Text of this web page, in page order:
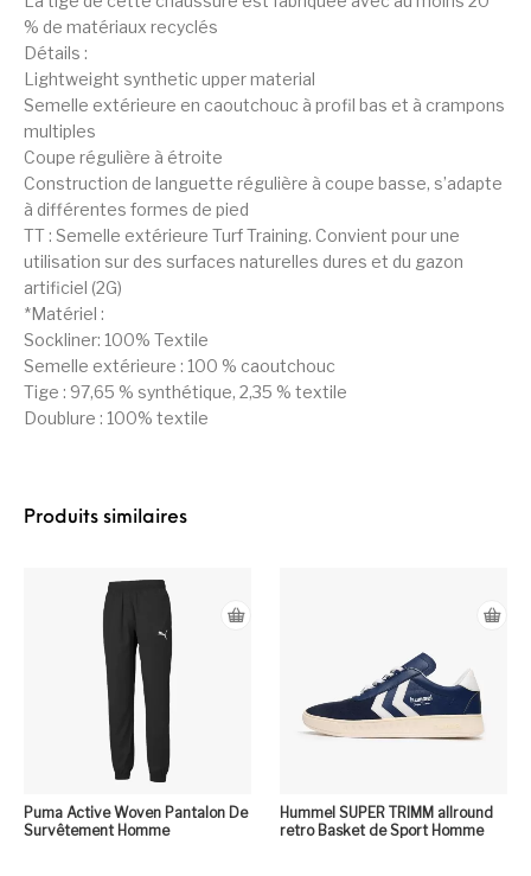
% de matériaux recyclés
Détails :
Lightweight synthetic upper material
Semelle extérieure en caoutchouc à profil bas et à crampons
multiples
Coupe régulière à étroite
Construction de languette régulière à coupe basse, s’adapte
à différentes formes de pied
TT : Semelle extérieure Turf Training. Convient pour une
utilisation sur des surfaces naturelles dures et du gazon
artificiel (2G)
*Matériel :
Sockliner: 100% Textile
Semelle extérieure : 100 % caoutchouc
Tige : 97,65 % synthétique, 2,35 % textile
Doublure : 100% textile
Produits similaires
Puma Active Woven Pantalon De
Survêtement Homme
Hummel SUPER TRIMM allround
retro Basket de Sport Homme